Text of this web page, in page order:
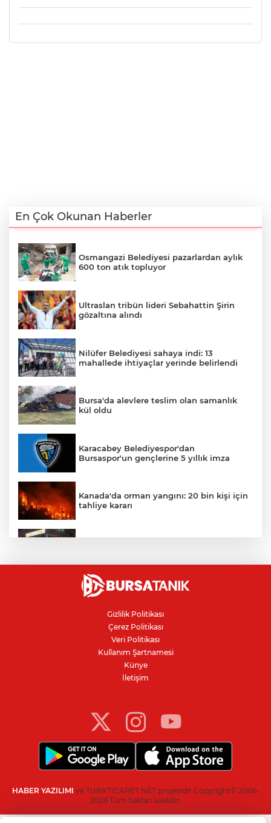
En Çok Okunan Haberler
Osmangazi Belediyesi pazarlardan aylık
600 ton atık topluyor
Ultraslan tribün lideri Sebahattin Şirin
gözaltına alındı
Nilüfer Belediyesi sahaya indi: 13
mahallede ihtiyaçlar yerinde belirlendi
Bursa'da alevlere teslim olan samanlık
kül oldu
Karacabey Belediyespor'dan
Bursaspor'un gençlerine 5 yıllık imza
Kanada'da orman yangını: 20 bin kişi için
tahliye kararı
Bursa'da rahvan atları şampiyonluk için
koştu
Kanser teşhisinde doğru görüntüleme
hayat kurtarıyor
Bursa'da binlerce kişi meteor yağmurunu
Gizlilik Politikası
Çerez Politikası
Veri Politikası
Kullanım Şartnamesi
Künye
İletişim
HABER YAZILIMI ve TURKTICARET.NET projesidir Copyright© 2006-
2026 Tüm hakları saklıdır.